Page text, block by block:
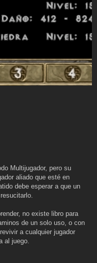
Multijugador, pero su
aliado que esté en
debe esperar a que un
no existe libro para
de un solo uso, o con
a cualquier jugador
al juego.